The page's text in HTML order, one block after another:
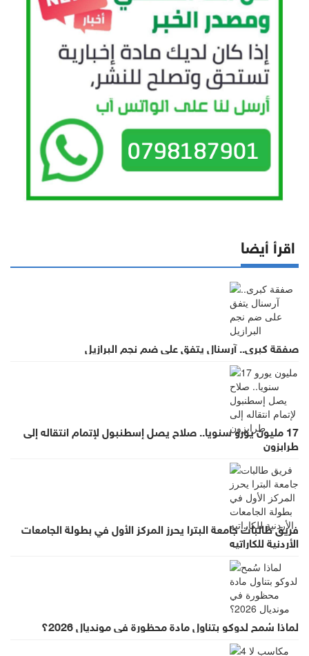
اقرأ أيضا
صفقة كبرى.. آرسنال يتفق على ضم نجم البرازيل
17 مليون يورو سنويا.. صلاح يصل إسطنبول لإتمام انتقاله إلى
طرابزون
فريق طالبات جامعة البترا يحرز المركز الأول في بطولة الجامعات
الأردنية للكاراتيه
لماذا سُمح لدوكو بتناول مادة محظورة في مونديال 2026؟